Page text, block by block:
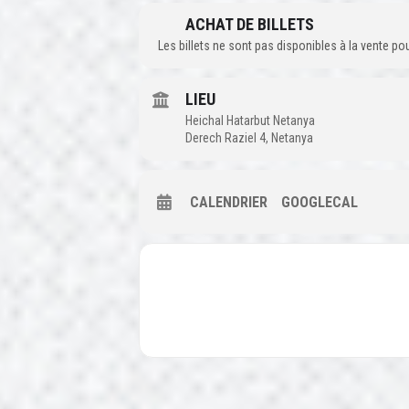
ACHAT DE BILLETS
Les billets ne sont pas disponibles à la vente
LIEU
Heichal Hatarbut Netanya
Derech Raziel 4, Netanya
CALENDRIER GOOGLECAL